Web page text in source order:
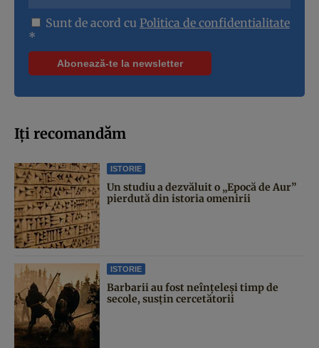
Sunt de acord cu Politica de confidentialitate
*
Iți recomandăm
ISTORIE
Un studiu a dezvăluit o „Epocă de Aur”
pierdută din istoria omenirii
ISTORIE
Barbarii au fost neînțeleși timp de
secole, susțin cercetătorii